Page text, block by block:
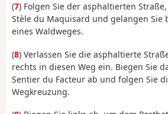
(7) Folgen Sie der asphaltierten
Stèle du Maquisard und gelangen Sie
eines Waldweges.
(8) Verlassen Sie die asphaltierte
rechts in diesen Weg ein. Biegen Sie
Sentier du Facteur ab und folgen Sie
Wegkreuzung.